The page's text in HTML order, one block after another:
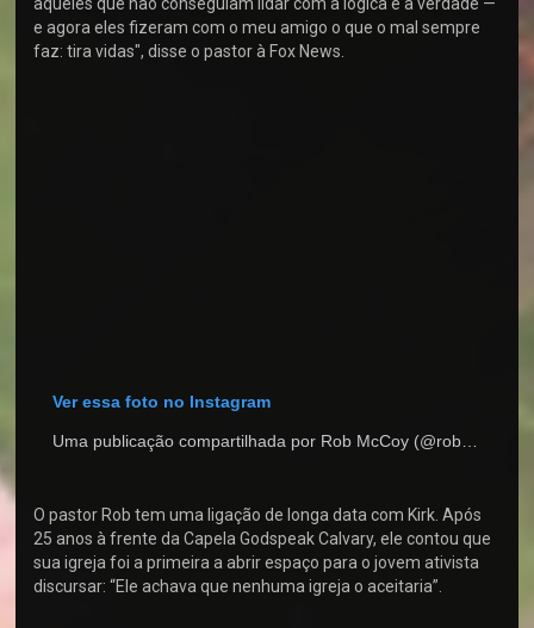
e agora eles fizeram com o meu amigo o que o mal sempre
faz: tira vidas", disse o pastor à Fox News.
Ver essa foto no Instagram
O pastor Rob tem uma ligação de longa data com Kirk. Após
25 anos à frente da Capela Godspeak Calvary, ele contou que
sua igreja foi a primeira a abrir espaço para o jovem ativista
discursar: “Ele achava que nenhuma igreja o aceitaria”.